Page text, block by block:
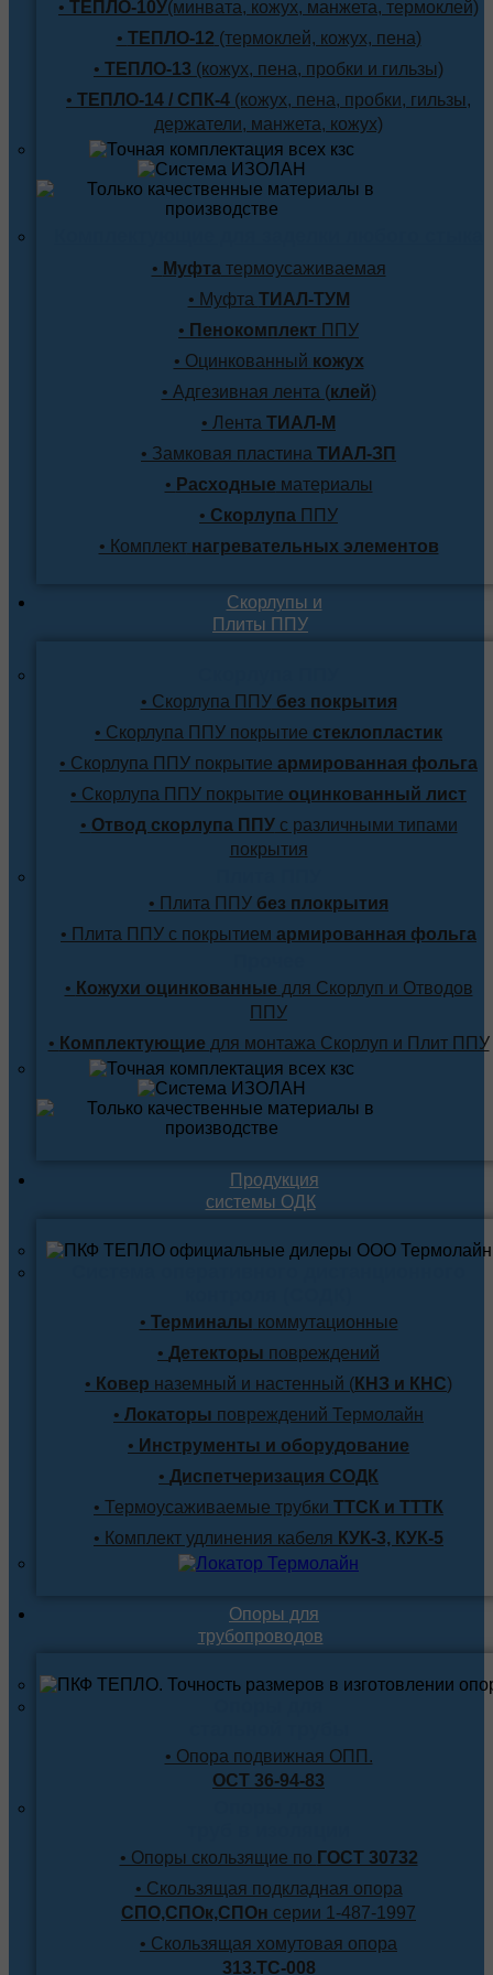
• ТЕПЛО-10У(минвата, кожух, манжета, термоклей)
• ТЕПЛО-12 (термоклей, кожух, пена)
• ТЕПЛО-13 (кожух, пена, пробки и гильзы)
• ТЕПЛО-14 / СПК-4 (кожух, пена, пробки, гильзы,
держатели, манжета, кожух)
• Муфтатермоусаживаемая
• Муфта ТИАЛ-ТУМ
• Пенокомплект ППУ
• Оцинкованный кожух
• Адгезивная лента (клей)
• Лента ТИАЛ-М
• Замковая пластина ТИАЛ-ЗП
• Расходные материалы
• Скорлупа ППУ
• Комплектнагревательных элементов
Скорлупы и
Плиты ППУ
• Скорлупа ППУбез покрытия
• Скорлупа ППУ покрытие стеклопластик
• Скорлупа ППУ покрытие армированная фольга
• Скорлупа ППУ покрытие оцинкованный лист
• Отвод скорлупа ППУс различными типами
покрытия
• Плита ППУ без плокрытия
• Плита ППУ с покрытием армированная фольга
• Кожухи оцинкованные для Скорлуп и Отводов
ППУ
• Комплектующие для монтажа Скорлуп и Плит ППУ
Продукция
системы ОДК
• Терминалы коммутационные
• Детекторы повреждений
• Ковер наземный и настенный (КНЗ и КНС)
• Локаторы повреждений Термолайн
• Инструменты и оборудование
• Диспетчеризация СОДК
• Термоусаживаемые трубки ТТСК и ТТТК
• Комплект удлинения кабеля КУК-3, КУК-5
Опоры для
трубопроводов
• Опора подвижная ОПП.
ОСТ 36-94-83
• Опоры скользящие по ГОСТ 30732
• Скользящая подкладная опора
СПО,СПОк,СПОн серии 1-487-1997
• Скользящая хомутовая опора
313.ТС-008